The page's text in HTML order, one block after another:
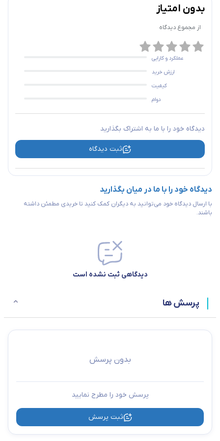
بدون امتیاز
از مجموع دیدگاه
عملکرد و کارایی
ارزش خرید
کیفیت
دوام
دیدگاه خود را با ما به اشتراک بگذارید
ثبت دیدگاه
دیدگاه خود را با ما در میان بگذارید
با ارسال دیدگاه خود می‌توانید به دیگران کمک کنید تا خریدی مطمئن داشته
باشند.
دیدگاهی ثبت نشده است
پرسش ها
بدون پرسش
پرسش خود را مطرح نمایید
ثبت پرسش